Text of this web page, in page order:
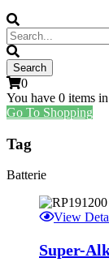
0
You have 0 items
Go To Shopping
Tag
Batterie
View
Super-